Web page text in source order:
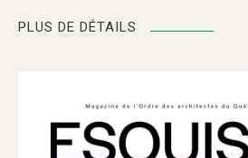
PLUS DE DÉTAILS